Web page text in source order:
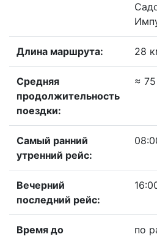
Длина маршрута: 28
Средняя
продолжительность
поездки:
≈
Самый ранний
утренний рейс:
Вечерний
последний рейс:
Время до
по